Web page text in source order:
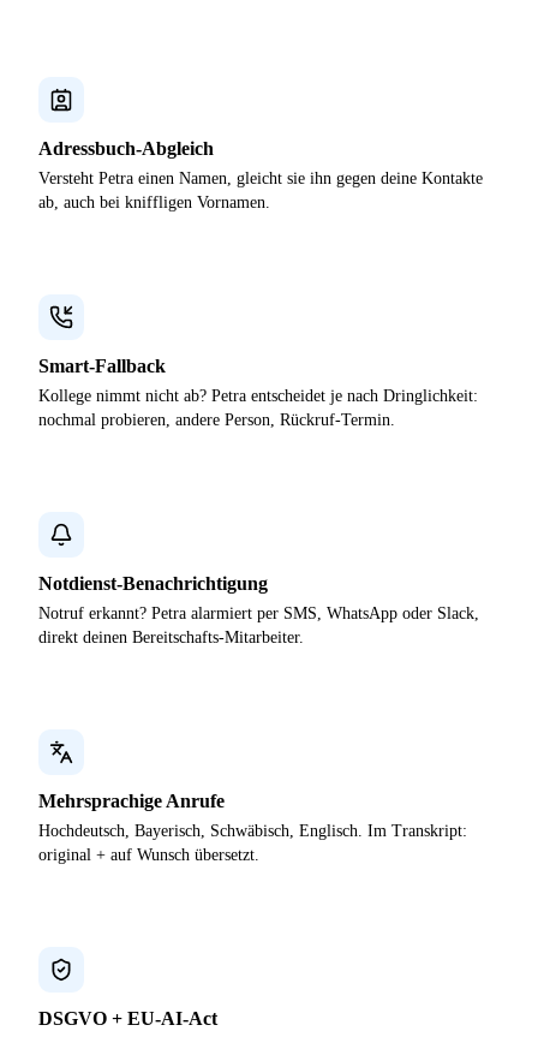
Adressbuch-Abgleich
Versteht Petra einen Namen, gleicht sie ihn gegen deine Kontakte
ab, auch bei kniffligen Vornamen.
Smart-Fallback
Kollege nimmt nicht ab? Petra entscheidet je nach Dringlichkeit:
nochmal probieren, andere Person, Rückruf-Termin.
Notdienst-Benachrichtigung
Notruf erkannt? Petra alarmiert per SMS, WhatsApp oder Slack,
direkt deinen Bereitschafts-Mitarbeiter.
Mehrsprachige Anrufe
Hochdeutsch, Bayerisch, Schwäbisch, Englisch. Im Transkript:
original + auf Wunsch übersetzt.
DSGVO + EU-AI-Act